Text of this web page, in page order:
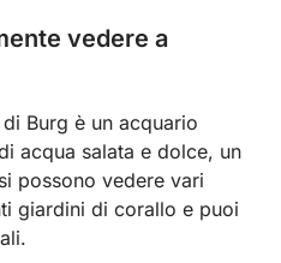
vedere a
Burg è un acquario
acqua salata e dolce, un
possono vedere vari
giardini di corallo e puoi